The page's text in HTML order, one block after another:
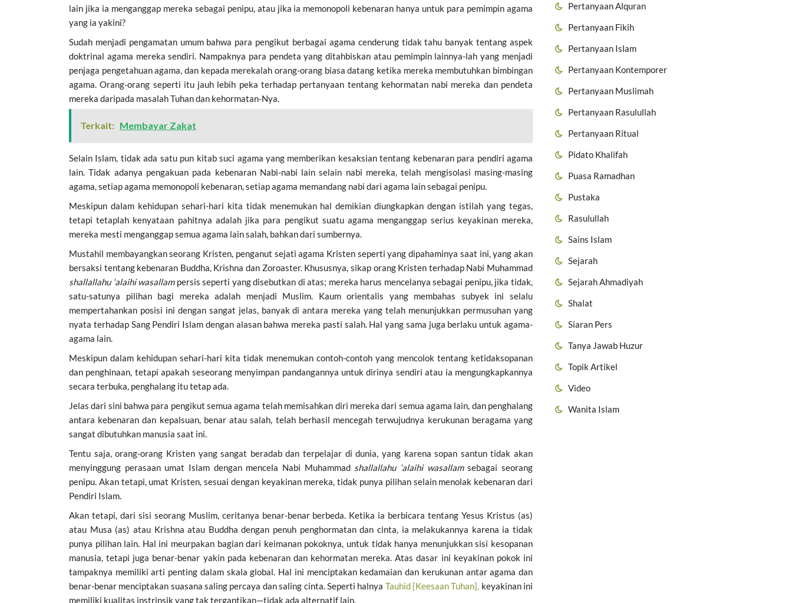
Pertanyaan Alquran
Pertanyaan Fikih
Pertanyaan Islam
Pertanyaan Kontemporer
Pertanyaan Muslimah
Pertanyaan Rasulullah
Pertanyaan Ritual
Pidato Khalifah
Puasa Ramadhan
Pustaka
Rasulullah
Sains Islam
Sejarah
Sejarah Ahmadiyah
Shalat
Siaran Pers
Tanya Jawab Huzur
Topik Artikel
Video
Wanita Islam
lain jika ia menganggap mereka sebagai penipu, atau jika ia memonopoli kebenaran hanya untuk para pemimpin agama
yang ia yakini?
Sudah menjadi pengamatan umum bahwa para pengikut berbagai agama cenderung tidak tahu banyak tentang aspek
doktrinal agama mereka sendiri. Nampaknya para pendeta yang ditahbiskan atau pemimpin lainnya-lah yang menjadi
penjaga pengetahuan agama, dan kepada merekalah orang-orang biasa datang ketika mereka membutuhkan bimbingan
agama. Orang-orang seperti itu jauh lebih peka terhadap pertanyaan tentang kehormatan nabi mereka dan pendeta
mereka daripada masalah Tuhan dan kehormatan-Nya.
Terkait: Membayar Zakat
Selain Islam, tidak ada satu pun kitab suci agama yang memberikan kesaksian tentang kebenaran para pendiri agama
lain. Tidak adanya pengakuan pada kebenaran Nabi-nabi lain selain nabi mereka, telah mengisolasi masing-masing
agama, setiap agama memonopoli kebenaran, setiap agama memandang nabi dari agama lain sebagai penipu.
Meskipun dalam kehidupan sehari-hari kita tidak menemukan hal demikian diungkapkan dengan istilah yang tegas,
tetapi tetaplah kenyataan pahitnya adalah jika para pengikut suatu agama menganggap serius keyakinan mereka,
mereka mesti menganggap semua agama lain salah, bahkan dari sumbernya.
Mustahil membayangkan seorang Kristen, penganut sejati agama Kristen seperti yang dipahaminya saat ini, yang akan
bersaksi tentang kebenaran Buddha, Krishna dan Zoroaster. Khususnya, sikap orang Kristen terhadap Nabi Muhammad
shallallahu ‘alaihi wasallampersis seperti yang disebutkan di atas; mereka harus mencelanya sebagai penipu, jika tidak,
satu-satunya pilihan bagi mereka adalah menjadi Muslim. Kaum orientalis yang membahas subyek ini selalu
mempertahankan posisi ini dengan sangat jelas, banyak di antara mereka yang telah menunjukkan permusuhan yang
nyata terhadap Sang Pendiri Islam dengan alasan bahwa mereka pasti salah. Hal yang sama juga berlaku untuk agama-
agama lain.
Meskipun dalam kehidupan sehari-hari kita tidak menemukan contoh-contoh yang mencolok tentang ketidaksopanan
dan penghinaan, tetapi apakah seseorang menyimpan pandangannya untuk dirinya sendiri atau ia mengungkapkannya
secara terbuka, penghalang itu tetap ada.
Jelas dari sini bahwa para pengikut semua agama telah memisahkan diri mereka dari semua agama lain, dan penghalang
antara kebenaran dan kepalsuan, benar atau salah, telah berhasil mencegah terwujudnya kerukunan beragama yang
sangat dibutuhkan manusia saat ini.
Tentu saja, orang-orang Kristen yang sangat beradab dan terpelajar di dunia, yang karena sopan santun tidak akan
menyinggung perasaan umat Islam dengan mencela Nabi Muhammad shallallahu ‘alaihi wasallamsebagai seorang
penipu. Akan tetapi, umat Kristen, sesuai dengan keyakinan mereka, tidak punya pilihan selain menolak kebenaran dari
Pendiri Islam.
Akan tetapi, dari sisi seorang Muslim, ceritanya benar-benar berbeda. Ketika ia berbicara tentang Yesus Kristus (as)
atau Musa (as) atau Krishna atau Buddha dengan penuh penghormatan dan cinta, ia melakukannya karena ia tidak
punya pilihan lain. Hal ini meurpakan bagian dari keimanan pokoknya, untuk tidak hanya menunjukkan sisi kesopanan
manusia, tetapi juga benar-benar yakin pada kebenaran dan kehormatan mereka. Atas dasar ini keyakinan pokok ini
tampaknya memiliki arti penting dalam skala global. Hal ini menciptakan kedamaian dan kerukunan antar agama dan
benar-benar menciptakan suasana saling percaya dan saling cinta. Seperti halnya Tauhid [Keesaan Tuhan], keyakinan ini
memiliki kualitas instrinsik yang tak tergantikan—tidak ada alternatif lain.